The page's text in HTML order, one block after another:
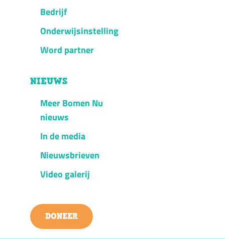
Bedrijf
Onderwijsinstelling
Word partner
NIEUWS
Meer Bomen Nu
nieuws
In de media
Nieuwsbrieven
Video galerij
DONEER